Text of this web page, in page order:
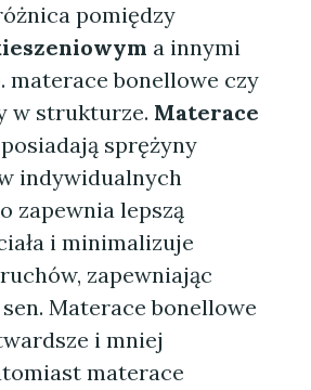
pomiędzy
a innymi
materace bonellowe czy
w strukturze. Materace
posiadają sprężyny
indywidualnych
zapewnia lepszą
i minimalizuje
zapewniając
Materace bonellowe
i mniej
materace